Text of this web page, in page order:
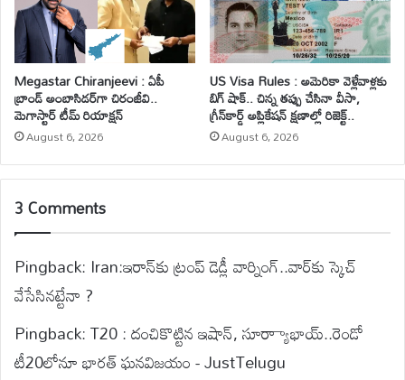
Megastar Chiranjeevi : ఏపీ
బ్రాండ్ అంబాసిడర్‌గా చిరంజీవి..
మెగాస్టార్ టీమ్ రియాక్షన్
August 6, 2026
US Visa Rules : అమెరికా వెళ్లేవాళ్లకు
బిగ్ షాక్.. చిన్న తప్పు చేసినా వీసా,
గ్రీన్‌కార్డ్ అప్లికేషన్ క్షణాల్లో రిజెక్ట్..
August 6, 2026
3 Comments
Pingback: Iran:ఇరాన్‌కు ట్రంప్ డెడ్లీ వార్నింగ్..వార్‌కు స్కెచ్
వేసేసినట్టేనా ?
Pingback:T20 : దంచికొట్టిన ఇషాన్, సూర్యాాభాయ్..రెండో
టీ20లోనూ భారత్ ఘనవిజయం - JustTelugu